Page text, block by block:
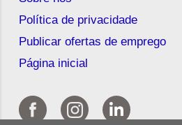
Política de privacidade
Publicar ofertas de emprego
Página inicial